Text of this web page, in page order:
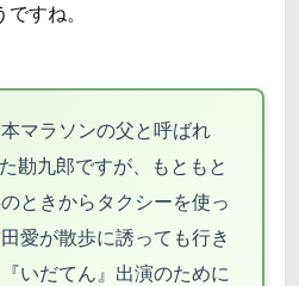
すね。
マラソンの父と呼ばれ
勘九郎ですが、もともと
ときからタクシーを使っ
愛が散歩に誘っても行き
いだてん』出演のために